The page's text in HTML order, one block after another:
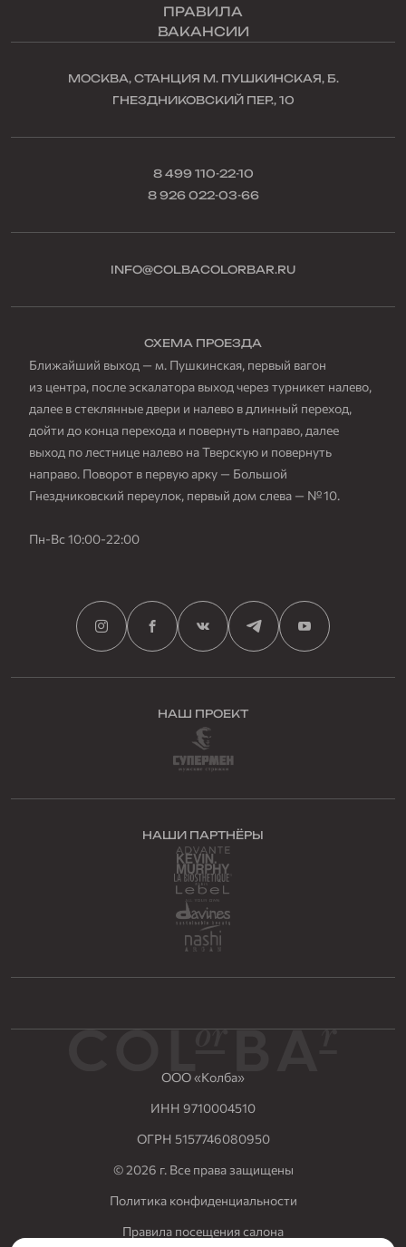
ПРАВИЛА
ВАКАНСИИ
МОСКВА, СТАНЦИЯ М. ПУШКИНСКАЯ, Б.
ГНЕЗДНИКОВСКИЙ ПЕР., 10
8 499 110-22-10
8 926 022-03-66
INFO@COLBACOLORBAR.RU
СХЕМА ПРОЕЗДА
Ближайший выход — м. Пушкинская, первый вагон
из центра, после эскалатора выход через турникет налево,
далее в стеклянные двери и налево в длинный переход,
дойти до конца перехода и повернуть направо, далее
выход по лестнице налево на Тверскую и повернуть
направо. Поворот в первую арку — Большой
Гнездниковский переулок, первый дом слева — № 10.
Пн-Вс 10:00-22:00
НАШ ПРОЕКТ
НАШИ ПАРТНЁРЫ
ООО «Колба»
ИНН 9710004510
ОГРН 5157746080950
© 2026 г. Все права защищены
Политика конфиденциальности
Правила посещения салона